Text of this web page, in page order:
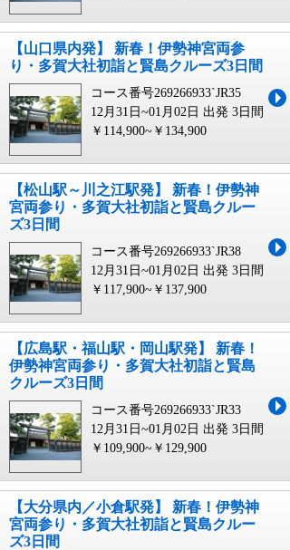
【山口県内発】 新春！伊勢神宮両参
り・多賀大社初詣と賢島クルーズ3日間
コース番号269266933`JR35
12月31日~01月02日 出発 3日間
￥114,900~￥134,900
【松山駅～川之江駅発】 新春！伊勢神
宮両参り・多賀大社初詣と賢島クルー
ズ3日間
コース番号269266933`JR38
12月31日~01月02日 出発 3日間
￥117,900~￥137,900
【広島駅・福山駅・岡山駅発】 新春！
伊勢神宮両参り・多賀大社初詣と賢島
クルーズ3日間
コース番号269266933`JR33
12月31日~01月02日 出発 3日間
￥109,900~￥129,900
【大分県内／小倉駅発】 新春！伊勢神
宮両参り・多賀大社初詣と賢島クルー
ズ3日間